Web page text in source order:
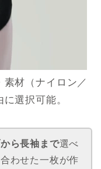
素材（ナイロン／
選択可能。
ら長袖まで選べ
わせた一枚が作